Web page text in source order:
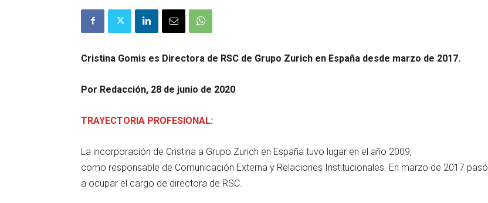
Cristina Gomis es Directora de RSC de Grupo Zurich en España desde marzo de 2017.
Por Redacción, 28 de junio de 2020
TRAYECTORIA PROFESIONAL:
La incorporación de Cristina a Grupo Zurich en España tuvo lugar en el año 2009,
como responsable de Comunicación Externa y Relaciones Institucionales. En marzo de 2017 pasó
a ocupar el cargo de directora de RSC.